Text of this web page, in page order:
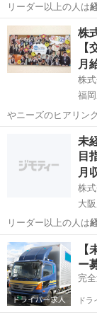
リーダー以上の人は
東京 港区
株
【
月
株
福
やニーズのヒアリン
な採用計画の立案 …
未
目
月
株
大
リーダー以上の人は
大阪 大阪市
【
ー
完
ドラ